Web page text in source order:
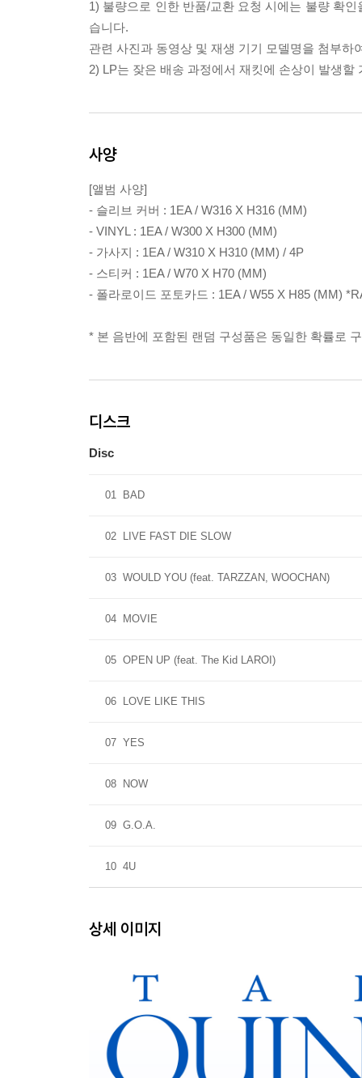
1) 불량으로 인한 반품/교환 요청 시에는 불량 확
습니다.
관련 사진과 동영상 및 재생 기기 모델명을 첨부하
2) LP는 잦은 배송 과정에서 재킷에 손상이 발생
사양
[앨범 사양]
- 슬리브 커버 : 1EA / W316 X H316 (MM)
- VINYL : 1EA / W300 X H300 (MM)
- 가사지 : 1EA / W310 X H310 (MM) / 4P
- 스티커 : 1EA / W70 X H70 (MM)
- 폴라로이드 포토카드 : 1EA / W55 X H85 (MM)
* 본 음반에 포함된 랜덤 구성품은 동일한 확률로
디스크
Disc
01 BAD
02 LIVE FAST DIE SLOW
03 WOULD YOU (feat. TARZZAN, WOOCHAN)
04 MOVIE
05 OPEN UP (feat. The Kid LAROI)
06 LOVE LIKE THIS
07 YES
08 NOW
09 G.O.A.
10 4U
상세 이미지